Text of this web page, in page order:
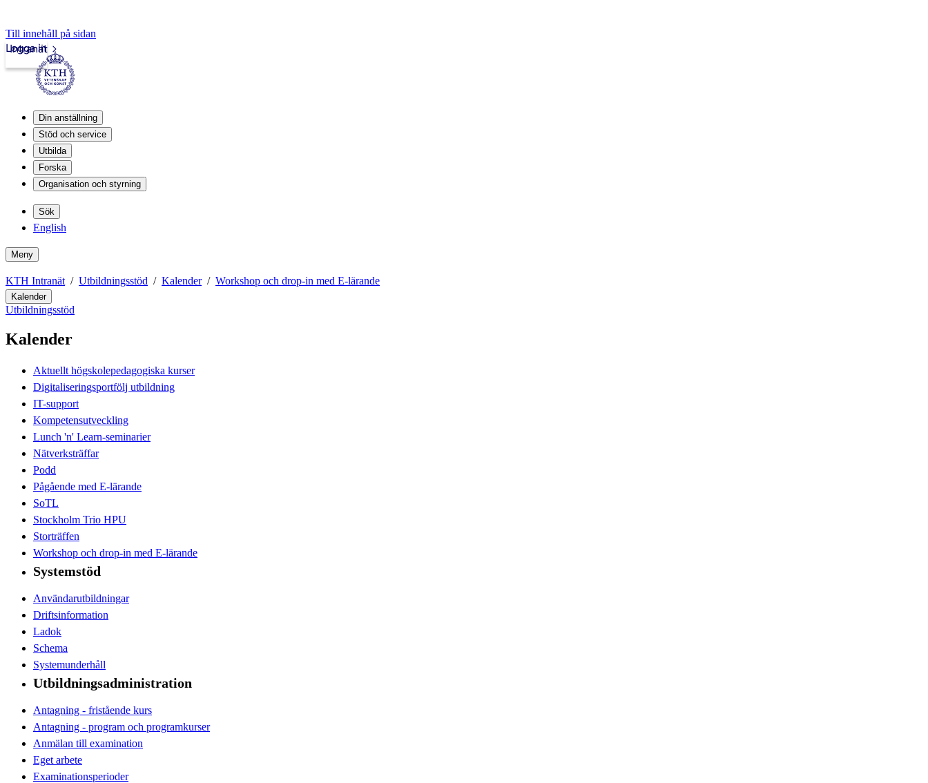
Till innehåll på sidan
Intranät
Logga in
Din anställning
Stöd och service
Utbilda
Forska
Organisation och styrning
Sök
English
Meny
KTH Intranät Utbildningsstöd Kalender Workshop och drop-in med E-lärande
Kalender
Utbildningsstöd
Kalender
Aktuellt högskolepedagogiska kurser
Digitaliseringsportfölj utbildning
IT-support
Kompetensutveckling
Lunch 'n' Learn-seminarier
Nätverksträffar
Podd
Pågående med E-lärande
SoTL
Stockholm Trio HPU
Storträffen
Workshop och drop-in med E-lärande
Systemstöd
Användarutbildningar
Driftsinformation
Ladok
Schema
Systemunderhåll
Utbildningsadministration
Antagning - fristående kurs
Antagning - program och programkurser
Anmälan till examination
Eget arbete
Examinationsperioder